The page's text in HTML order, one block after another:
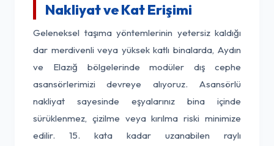
Nakliyat ve Kat Erişimi
Geleneksel taşıma yöntemlerinin yetersiz kaldığı
dar merdivenli veya yüksek katlı binalarda, Aydın
ve Elazığ bölgelerinde modüler dış cephe
asansörlerimizi devreye alıyoruz. Asansörlü
nakliyat sayesinde eşyalarınız bina içinde
sürüklenmez, çizilme veya kırılma riski minimize
edilir. 15. kata kadar uzanabilen raylı